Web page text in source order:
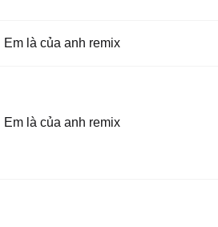
Bai hat
mua dong khong em
Em là của anh remix
Em là của anh remix